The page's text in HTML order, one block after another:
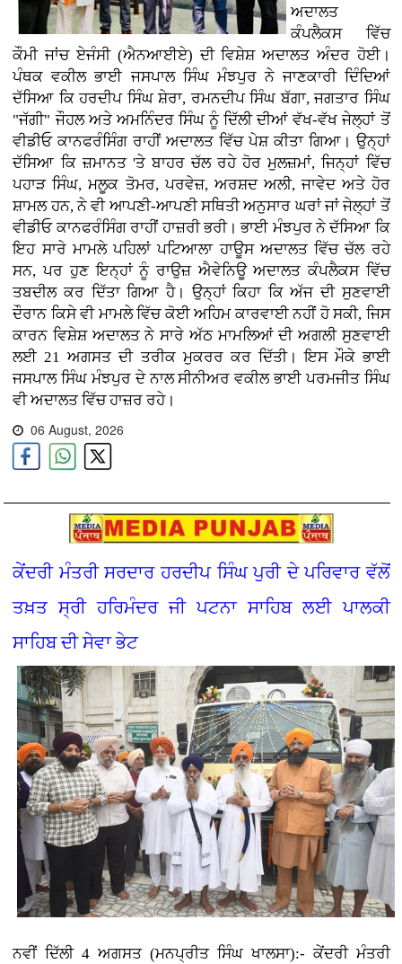
ਅਦਾਲਤ
ਕੰਪਲੈਕਸ ਵਿੱਚ
ਕੌਮੀ ਜਾਂਚ ਏਜੰਸੀ (ਐਨਆਈਏ) ਦੀ ਵਿਸ਼ੇਸ਼ ਅਦਾਲਤ ਅੰਦਰ ਹੋਈ।
ਪੰਥਕ ਵਕੀਲ ਭਾਈ ਜਸਪਾਲ ਸਿੰਘ ਮੰਝਪੁਰ ਨੇ ਜਾਣਕਾਰੀ ਦਿੰਦਿਆਂ
ਦੱਸਿਆ ਕਿ ਹਰਦੀਪ ਸਿੰਘ ਸ਼ੇਰਾ, ਰਮਨਦੀਪ ਸਿੰਘ ਬੱਗਾ, ਜਗਤਾਰ ਸਿੰਘ
"ਜੱਗੀ" ਜੌਹਲ ਅਤੇ ਅਮਨਿੰਦਰ ਸਿੰਘ ਨੂੰ ਦਿੱਲੀ ਦੀਆਂ ਵੱਖ-ਵੱਖ ਜੇਲ੍ਹਾਂ ਤੋਂ
ਵੀਡੀਓ ਕਾਨਫਰੰਸਿੰਗ ਰਾਹੀਂ ਅਦਾਲਤ ਵਿੱਚ ਪੇਸ਼ ਕੀਤਾ ਗਿਆ। ਉਨ੍ਹਾਂ
ਦੱਸਿਆ ਕਿ ਜ਼ਮਾਨਤ 'ਤੇ ਬਾਹਰ ਚੱਲ ਰਹੇ ਹੋਰ ਮੁਲਜ਼ਮਾਂ, ਜਿਨ੍ਹਾਂ ਵਿੱਚ
ਪਹਾੜ ਸਿੰਘ, ਮਲੂਕ ਤੋਮਰ, ਪਰਵੇਜ਼, ਅਰਸ਼ਦ ਅਲੀ, ਜਾਵੇਦ ਅਤੇ ਹੋਰ
ਸ਼ਾਮਲ ਹਨ, ਨੇ ਵੀ ਆਪਣੀ-ਆਪਣੀ ਸਥਿਤੀ ਅਨੁਸਾਰ ਘਰਾਂ ਜਾਂ ਜੇਲ੍ਹਾਂ ਤੋਂ
ਵੀਡੀਓ ਕਾਨਫਰੰਸਿੰਗ ਰਾਹੀਂ ਹਾਜ਼ਰੀ ਭਰੀ। ਭਾਈ ਮੰਝਪੁਰ ਨੇ ਦੱਸਿਆ ਕਿ
ਇਹ ਸਾਰੇ ਮਾਮਲੇ ਪਹਿਲਾਂ ਪਟਿਆਲਾ ਹਾਊਸ ਅਦਾਲਤ ਵਿੱਚ ਚੱਲ ਰਹੇ
ਸਨ, ਪਰ ਹੁਣ ਇਨ੍ਹਾਂ ਨੂੰ ਰਾਉਜ਼ ਐਵੇਨਿਊ ਅਦਾਲਤ ਕੰਪਲੈਕਸ ਵਿੱਚ
ਤਬਦੀਲ ਕਰ ਦਿੱਤਾ ਗਿਆ ਹੈ। ਉਨ੍ਹਾਂ ਕਿਹਾ ਕਿ ਅੱਜ ਦੀ ਸੁਣਵਾਈ
ਦੌਰਾਨ ਕਿਸੇ ਵੀ ਮਾਮਲੇ ਵਿੱਚ ਕੋਈ ਅਹਿਮ ਕਾਰਵਾਈ ਨਹੀਂ ਹੋ ਸਕੀ, ਜਿਸ
ਕਾਰਨ ਵਿਸ਼ੇਸ਼ ਅਦਾਲਤ ਨੇ ਸਾਰੇ ਅੱਠ ਮਾਮਲਿਆਂ ਦੀ ਅਗਲੀ ਸੁਣਵਾਈ
ਲਈ 21 ਅਗਸਤ ਦੀ ਤਰੀਕ ਮੁਕਰਰ ਕਰ ਦਿੱਤੀ। ਇਸ ਮੌਕੇ ਭਾਈ
ਜਸਪਾਲ ਸਿੰਘ ਮੰਝਪੁਰ ਦੇ ਨਾਲ ਸੀਨੀਅਰ ਵਕੀਲ ਭਾਈ ਪਰਮਜੀਤ ਸਿੰਘ
ਵੀ ਅਦਾਲਤ ਵਿੱਚ ਹਾਜ਼ਰ ਰਹੇ।
06 August, 2026
ਕੇਂਦਰੀ ਮੰਤਰੀ ਸਰਦਾਰ ਹਰਦੀਪ ਸਿੰਘ ਪੁਰੀ ਦੇ ਪਰਿਵਾਰ ਵੱਲੋਂ
ਤਖ਼ਤ ਸ੍ਰੀ ਹਰਿਮੰਦਰ ਜੀ ਪਟਨਾ ਸਾਹਿਬ ਲਈ ਪਾਲਕੀ
ਸਾਹਿਬ ਦੀ ਸੇਵਾ ਭੇਟ
ਨਵੀਂ ਦਿੱਲੀ 4 ਅਗਸਤ (ਮਨਪ੍ਰੀਤ ਸਿੰਘ ਖਾਲਸਾ):- ਕੇਂਦਰੀ ਮੰਤਰੀ